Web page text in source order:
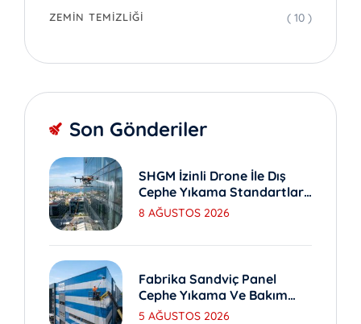
ZEMIN TEMIZLIĞI ( 10 )
Son Gönderiler
SHGM İzinli Drone İle Dış
Cephe Yıkama Standartları
Nedir?
8 AĞUSTOS 2026
Fabrika Sandviç Panel
Cephe Yıkama Ve Bakım
Yöntemleri
5 AĞUSTOS 2026